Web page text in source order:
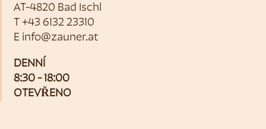
AT-4820 Bad Ischl
T +43 6132 23310
E info@zauner.at
DENNÍ
8:30 - 18:00
OTEVŘENO